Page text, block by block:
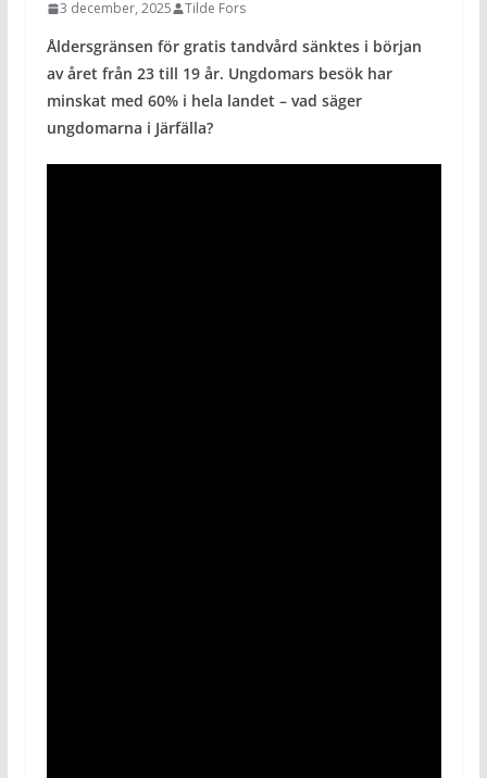
3 december, 2025 Tilde Fors
Åldersgränsen för gratis tandvård sänktes i början
av året från 23 till 19 år. Ungdomars besök har
minskat med 60% i hela landet – vad säger
ungdomarna i Järfälla?